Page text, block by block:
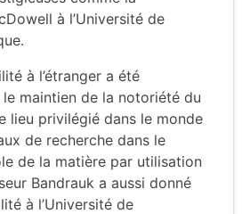
à l’Université de
à l’étranger a été
maintien de la notoriété du
lieu privilégié dans le monde
de recherche dans le
de la matière par utilisation
Bandrauk a aussi donné
à l’Université de